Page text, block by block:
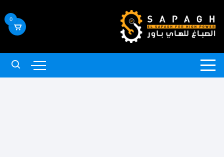
إلى
المحتوى
0